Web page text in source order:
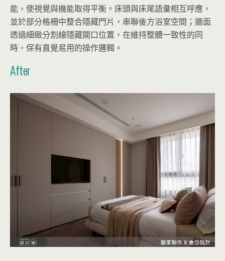
能，使視覺與機能取得平衡。床頭與床尾語彙相互呼應，
並於部分格柵中整合隱藏門片，串聯後方浴室空間；牆面
透過細緻分割線隱藏開口位置，在維持整體一致性的同
時，保有直覺易用的操作邏輯。
After